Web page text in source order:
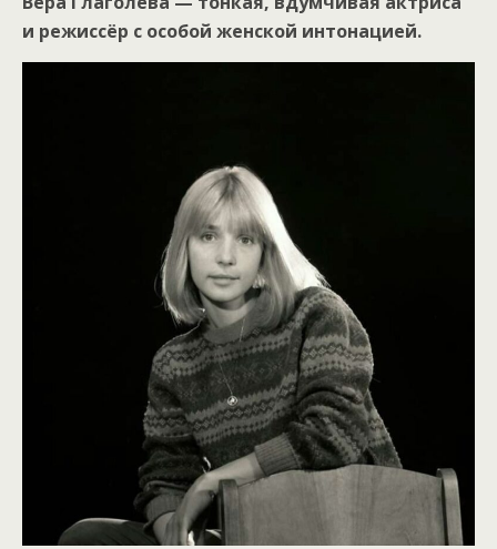
и режиссёр с особой женской интонацией.